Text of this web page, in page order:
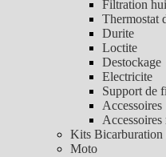
Filtration
Thermostat
Durite
Loctite
Destockage
Electricite
Support de
Accessoires
Accessoires
Kits Bicarburation
Moto